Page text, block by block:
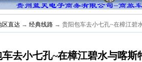
区直达 → 经典线路 → 贵阳包车去小七孔~在樟江碧
去小七孔~在樟江碧水与喀斯